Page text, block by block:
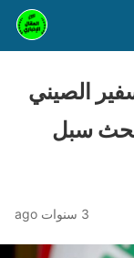
الصيني
سبل
3 سنوات ago